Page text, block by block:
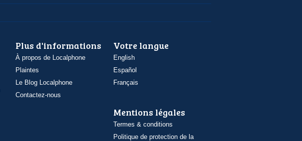
Plus d'informations
À propos de Localphone
Plaintes
Le Blog Localphone
Contactez-nous
Votre langue
English
Español
Français
Mentions légales
Termes & conditions
Politique de protection de la